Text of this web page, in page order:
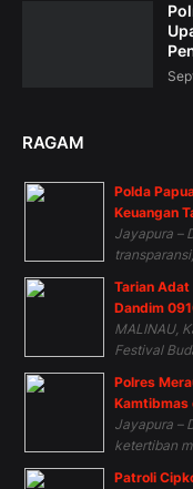
RAGAM
Polda
Keuangan
Jayapura –
Tarian Adat
Dandim
MALINAU,
Festival
Polres
Kamtibmas
Jayapura –
ketertiban
Patroli